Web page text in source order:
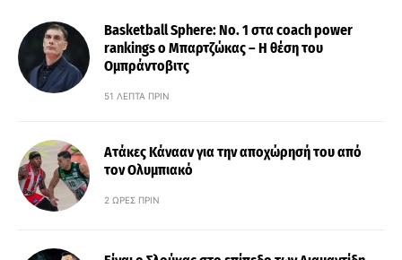
Basketball Sphere: No. 1 στα coach power
rankings ο Μπαρτζώκας – Η θέση του
Ομπράντοβιτς
51 ΛΕΠΤΆ ΠΡΙΝ
Ατάκες Κάνααν για την αποχώρησή του από
τον Ολυμπιακό
2 ΏΡΕΣ ΠΡΙΝ